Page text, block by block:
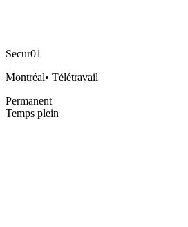
Secur01
Montréal• Télétravail
Permanent
Temps plein